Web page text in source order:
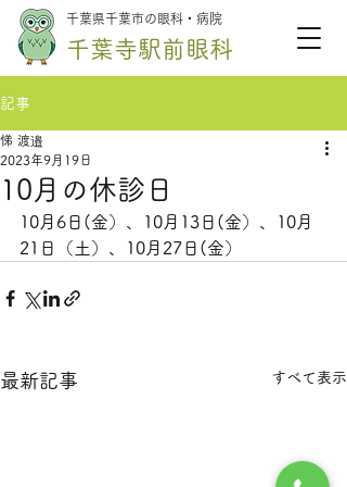
千葉県千葉市の眼科・病院
千葉寺駅前眼科
記事
10月の休診日
悌 渡邉
2023年9月19日
10月6日(金）、10月13日(金）、10月
21日（土）、10月27日(金）
最新記事 すべて表示